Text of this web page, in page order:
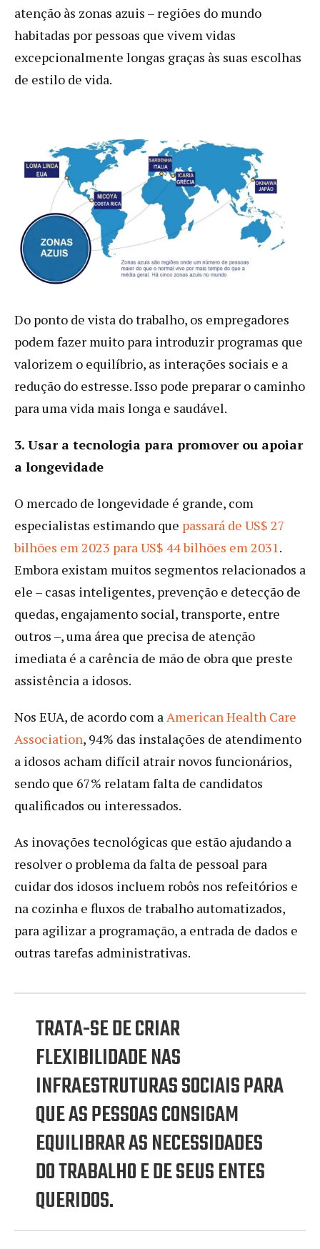
atenção às zonas azuis – regiões do mundo
habitadas por pessoas que vivem vidas
excepcionalmente longas graças às suas escolhas
de estilo de vida.
Do ponto de vista do trabalho, os empregadores
podem fazer muito para introduzir programas que
valorizem o equilíbrio, as interações sociais e a
redução do estresse. Isso pode preparar o caminho
para uma vida mais longa e saudável.
3. Usar a tecnologia para promover ou apoiar
a longevidade
O mercado de longevidade é grande, com
especialistas estimando que passará de US$ 27
bilhões em 2023 para US$ 44 bilhões em 2031.
Embora existam muitos segmentos relacionados a
ele – casas inteligentes, prevenção e detecção de
quedas, engajamento social, transporte, entre
outros –, uma área que precisa de atenção
imediata é a carência de mão de obra que preste
assistência a idosos.
Nos EUA, de acordo com aAmerican Health Care
Association, 94% das instalações de atendimento
a idosos acham difícil atrair novos funcionários,
sendo que 67% relatam falta de candidatos
qualificados ou interessados.
As inovações tecnológicas que estão ajudando a
resolver o problema da falta de pessoal para
cuidar dos idosos incluem robôs nos refeitórios e
na cozinha e fluxos de trabalho automatizados,
para agilizar a programação, a entrada de dados e
outras tarefas administrativas.
TRATA-SE DE CRIAR
FLEXIBILIDADE NAS
INFRAESTRUTURAS SOCIAIS PARA
QUE AS PESSOAS CONSIGAM
EQUILIBRAR AS NECESSIDADES
DO TRABALHO E DE SEUS ENTES
QUERIDOS.